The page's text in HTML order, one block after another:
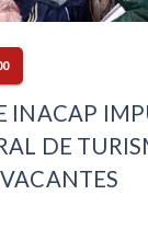
INACAP
DE